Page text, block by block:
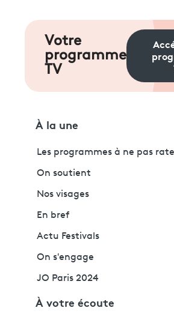
Votre
programme
TV
À la une
Les programmes à ne pas
On soutient
Nos visages
En bref
Actu Festivals
On s'engage
JO Paris 2024
À votre écoute